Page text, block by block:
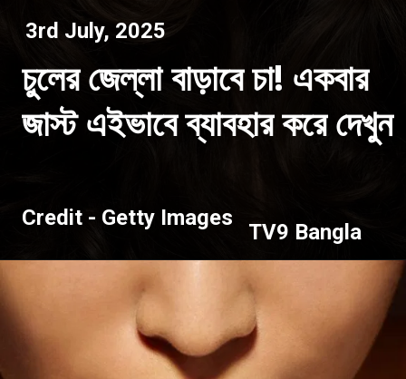
3rd July, 2025
চুলের জেল্লা বাড়াবে চা! একবার
জাস্ট এইভাবে ব্যাবহার করে দেখুন
TV9 Bangla
Credit - Getty Images